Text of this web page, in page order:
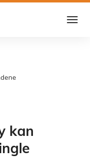
kan